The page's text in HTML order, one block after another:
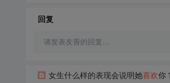
回复
请发表友善的回复…
女生什么样的表现会说明她喜欢你